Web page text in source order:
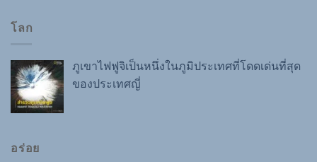
โลก
ภูเขาไฟฟูจิเป็นหนึ่งในภูมิประเทศที่โดดเด่นที่สุด
ของประเทศญี่
อร่อย